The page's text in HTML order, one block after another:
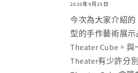
2020年9月25日
今次為大家介紹
型的手作藝術展示
Theater Cube。與
Theater有少許分